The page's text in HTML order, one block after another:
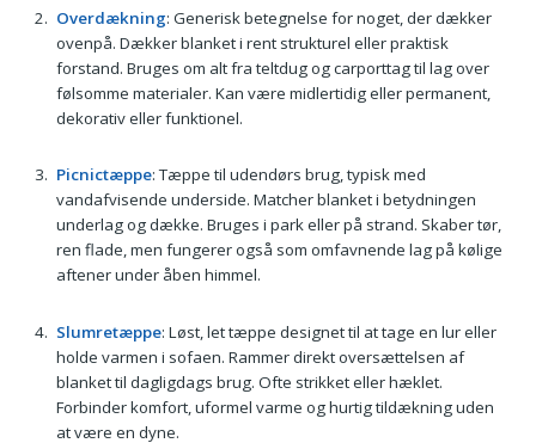
Overdækning: Generisk betegnelse for noget, der dækker
ovenpå. Dækker blanket i rent strukturel eller praktisk
forstand. Bruges om alt fra teltdug og carporttag til lag over
følsomme materialer. Kan være midlertidig eller permanent,
dekorativ eller funktionel.
Picnictæppe: Tæppe til udendørs brug, typisk med
vandafvisende underside. Matcher blanket i betydningen
underlag og dække. Bruges i park eller på strand. Skaber tør,
ren flade, men fungerer også som omfavnende lag på kølige
aftener under åben himmel.
Slumretæppe: Løst, let tæppe designet til at tage en lur eller
holde varmen i sofaen. Rammer direkt oversættelsen af
blanket til dagligdags brug. Ofte strikket eller hæklet.
Forbinder komfort, uformel varme og hurtig tildækning uden
at være en dyne.